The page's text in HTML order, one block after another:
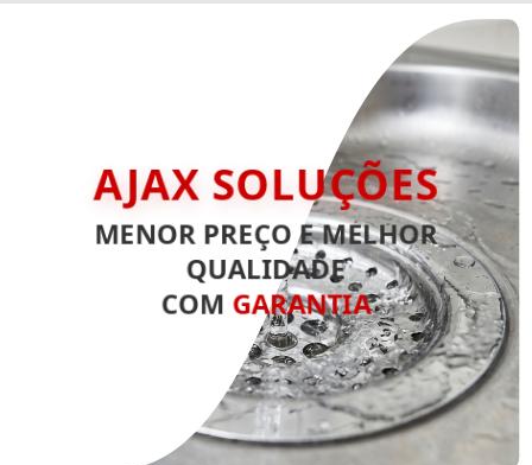
AJAX SOLUÇÕES
MENOR PREÇO E MELHOR
QUALIDADE
COM GARANTIA